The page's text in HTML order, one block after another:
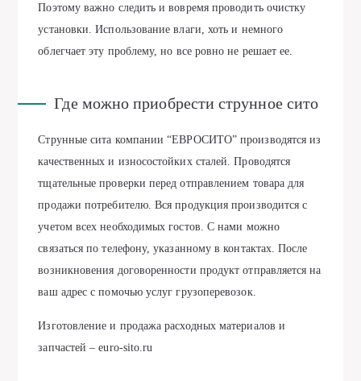
Поэтому важно следить и вовремя проводить очистку
установки. Использование влаги, хоть и немного
облегчает эту проблему, но все ровно не решает ее.
Где можно приобрести струнное сито
Струнные сита компании “ЕВРОСИТО” производятся из
качественных и износостойких сталей. Проводятся
тщательные проверки перед отправлением товара для
продажи потребителю. Вся продукция производится с
учетом всех необходимых гостов. С нами можно
связаться по телефону, указанному в контактах. После
возникновения договоренности продукт отправляется на
ваш адрес с помочью услуг грузоперевозок.
Изготовление и продажа расходных материалов и
запчастей – euro-sito.ru